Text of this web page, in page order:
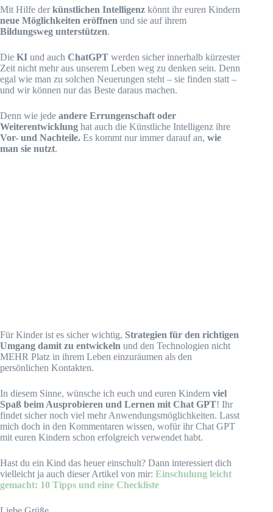
Mit Hilfe derkünstlichen Intelligenz könnt ihr euren Kindern
neue Möglichkeiten eröffnen und sie auf ihrem
Bildungsweg unterstützen.
Die KI und auch ChatGPT werden sicher innerhalb kürzester
Zeit nicht mehr aus unserem Leben weg zu denken sein. Denn
egal wie man zu solchen Neuerungen steht – sie finden statt –
und wir können nur das Beste daraus machen.
Denn wie jede andere Errungenschaft oder
Weiterentwicklung hat auch die Künstliche Intelligenz ihre
Vor- und Nachteile. Es kommt nur immer darauf an, wie
man sie nutzt.
Für Kinder ist es sicher wichtig, Strategien für den richtigen
Umgang damit zu entwickeln und den Technologien nicht
MEHR Platz in ihrem Leben einzuräumen als den
persönlichen Kontakten.
In diesem Sinne, wünsche ich euch und euren Kindern viel
Spaß beim Ausprobieren und Lernen mit Chat GPT! Ihr
findet sicher noch viel mehr Anwendungsmöglichkeiten. Lasst
mich doch in den Kommentaren wissen, wofür ihr Chat GPT
mit euren Kindern schon erfolgreich verwendet habt.
Hast du ein Kind das heuer einschult? Dann interessiert dich
vielleicht ja auch dieser Artikel von mir: Einschulung leicht
gemacht: 10 Tipps und eine Checkliste